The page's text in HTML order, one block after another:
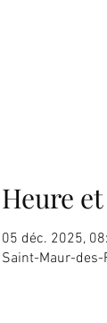
Heure
05 déc. 2025,
Saint-Maur-des-